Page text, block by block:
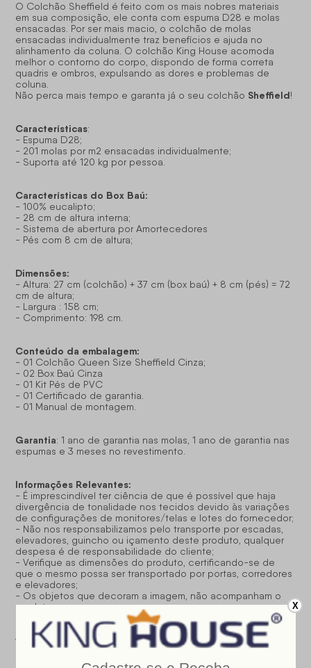
O Colchão Sheffield é feito com os mais nobres materiais
em sua composição, ele conta com espuma D28 e molas
ensacadas. Por ser mais macio, o colchão de molas
ensacadas individualmente traz benefícios e ajuda no
alinhamento da coluna. O colchão King House acomoda
melhor o contorno do corpo, dispondo de forma correta
quadris e ombros, expulsando as dores e problemas de
coluna.
Não perca mais tempo e garanta já o seu colchão Sheffield!
Características:
- Espuma D28;
- 201 molas por m2 ensacadas individualmente;
- Suporta até 120 kg por pessoa.
Características do Box Baú:
- 100% eucalipto;
- 28 cm de altura interna;
- Sistema de abertura por Amortecedores
- Pés com 8 cm de altura;
Dimensões:
- Altura: 27 cm (colchão) + 37 cm (box baú) + 8 cm (pés) = 72
cm de altura;
- Largura : 158 cm;
- Comprimento: 198 cm.
Conteúdo da embalagem:
- 01 Colchão Queen Size Sheffield Cinza;
- 02 Box Baú Cinza
- 01 Kit Pés de PVC
- 01 Certificado de garantia.
- 01 Manual de montagem.
Garantia: 1 ano de garantia nas molas, 1 ano de garantia nas
espumas e 3 meses no revestimento.
Informações Relevantes:
- É imprescindível ter ciência de que é possível que haja
divergência de tonalidade nos tecidos devido às variações
de configurações de monitores/telas e lotes do fornecedor;
- Não nos responsabilizamos pelo transporte por escadas,
elevadores, guincho ou içamento deste produto, qualquer
despesa é de responsabilidade do cliente;
- Verifique as dimensões do produto, certificando-se de
que o mesmo possa ser transportado por portas, corredores
e elevadores;
- Os objetos que decoram a imagem, não acompanham o
produto;
- Não nos responsabilizamos pela instalação e montagem;
- Prestamos assistência somente por defeitos de
fabricação.
X